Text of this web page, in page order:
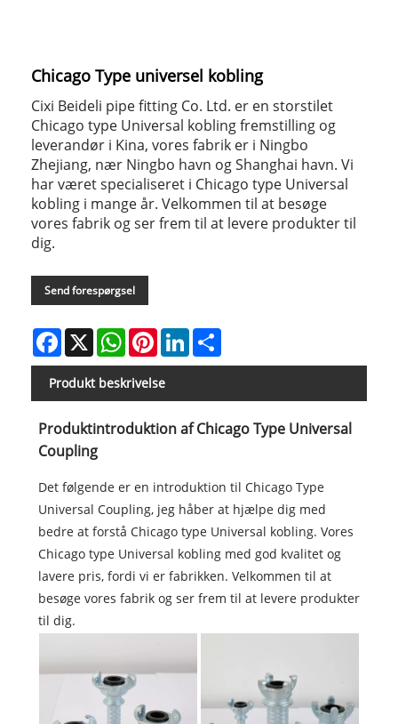
Chicago Type universel kobling
Cixi Beideli pipe fitting Co. Ltd. er en storstilet
Chicago type Universal kobling fremstilling og
leverandør i Kina, vores fabrik er i Ningbo
Zhejiang, nær Ningbo havn og Shanghai havn. Vi
har været specialiseret i Chicago type Universal
kobling i mange år. Velkommen til at besøge
vores fabrik og ser frem til at levere produkter til
dig.
Send forespørgsel
Facebook
X WhatsAppPinterestLinkedIn
Produkt beskrivelse
Produktintroduktion af Chicago Type Universal
Coupling
Det følgende er en introduktion til Chicago Type
Universal Coupling, jeg håber at hjælpe dig med
bedre at forstå Chicago type Universal kobling. Vores
Chicago type Universal kobling med god kvalitet og
lavere pris, fordi vi er fabrikken. Velkommen til at
besøge vores fabrik og ser frem til at levere produkter
til dig.